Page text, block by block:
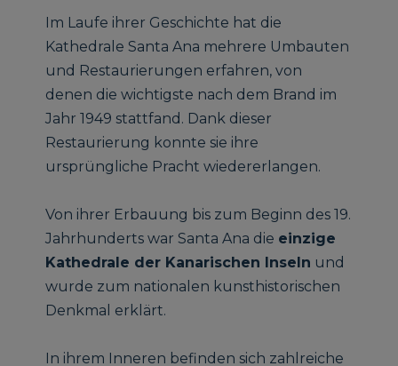
Im Laufe ihrer Geschichte hat die
Kathedrale Santa Ana mehrere Umbauten
und Restaurierungen erfahren, von
denen die wichtigste nach dem Brand im
Jahr 1949 stattfand. Dank dieser
Restaurierung konnte sie ihre
ursprüngliche Pracht wiedererlangen.
Von ihrer Erbauung bis zum Beginn des 19.
Jahrhunderts war Santa Ana die einzige
Kathedrale der Kanarischen Inseln und
wurde zum nationalen kunsthistorischen
Denkmal erklärt.
In ihrem Inneren befinden sich zahlreiche